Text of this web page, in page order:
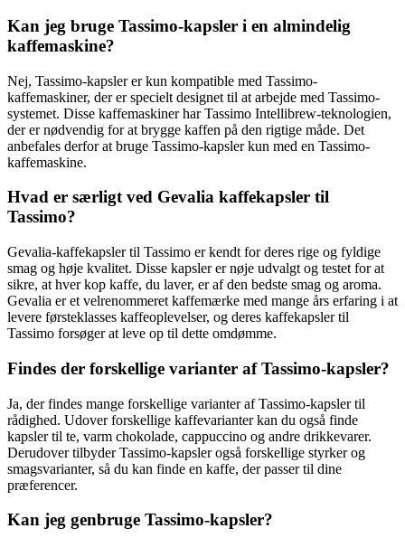
Kan jeg bruge Tassimo-kapsler i en almindelig
kaffemaskine?
Nej, Tassimo-kapsler er kun kompatible med Tassimo-
kaffemaskiner, der er specielt designet til at arbejde med Tassimo-
systemet. Disse kaffemaskiner har Tassimo Intellibrew-teknologien,
der er nødvendig for at brygge kaffen på den rigtige måde. Det
anbefales derfor at bruge Tassimo-kapsler kun med en Tassimo-
kaffemaskine.
Hvad er særligt ved Gevalia kaffekapsler til
Tassimo?
Gevalia-kaffekapsler til Tassimo er kendt for deres rige og fyldige
smag og høje kvalitet. Disse kapsler er nøje udvalgt og testet for at
sikre, at hver kop kaffe, du laver, er af den bedste smag og aroma.
Gevalia er et velrenommeret kaffemærke med mange års erfaring i at
levere førsteklasses kaffeoplevelser, og deres kaffekapsler til
Tassimo forsøger at leve op til dette omdømme.
Findes der forskellige varianter af Tassimo-kapsler?
Ja, der findes mange forskellige varianter af Tassimo-kapsler til
rådighed. Udover forskellige kaffevarianter kan du også finde
kapsler til te, varm chokolade, cappuccino og andre drikkevarer.
Derudover tilbyder Tassimo-kapsler også forskellige styrker og
smagsvarianter, så du kan finde en kaffe, der passer til dine
præferencer.
Kan jeg genbruge Tassimo-kapsler?